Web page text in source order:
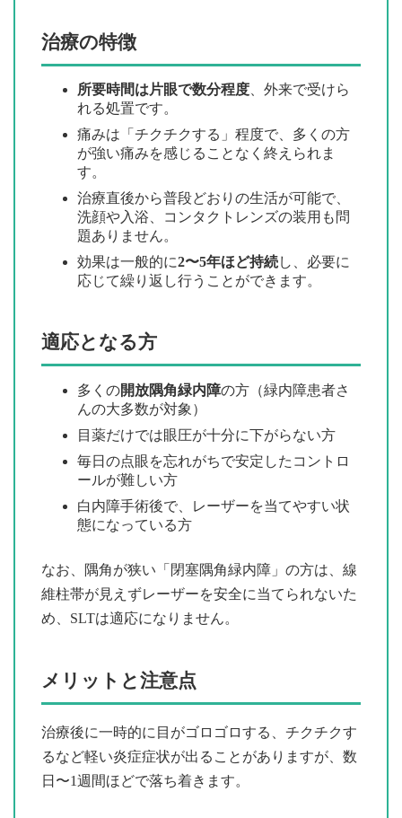
治療の特徴
所要時間は片眼で数分程度、外来で受けら
れる処置です。
痛みは「チクチクする」程度で、多くの方
が強い痛みを感じることなく終えられま
す。
治療直後から普段どおりの生活が可能で、
洗顔や入浴、コンタクトレンズの装用も問
題ありません。
効果は一般的に2〜5年ほど持続し、必要に
応じて繰り返し行うことができます。
適応となる方
多くの開放隅角緑内障の方（緑内障患者さ
んの大多数が対象）
目薬だけでは眼圧が十分に下がらない方
毎日の点眼を忘れがちで安定したコントロ
ールが難しい方
白内障手術後で、レーザーを当てやすい状
態になっている方
なお、隅角が狭い「閉塞隅角緑内障」の方は、線
維柱帯が見えずレーザーを安全に当てられないた
め、SLTは適応になりません。
メリットと注意点
治療後に一時的に目がゴロゴロする、チクチクす
るなど軽い炎症症状が出ることがありますが、数
日〜1週間ほどで落ち着きます。